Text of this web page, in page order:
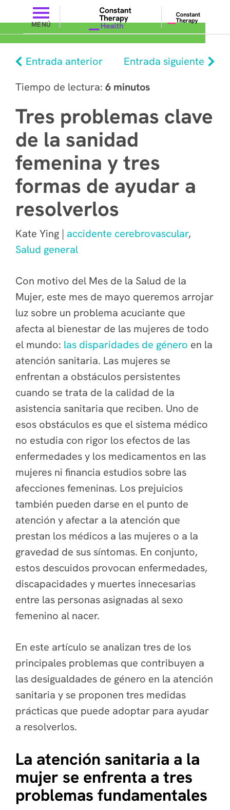
MENÚ
Entrada anterior
Entrada siguiente
Tiempo de lectura: 6 minutos
Tres problemas clave
de la sanidad
femenina y tres
formas de ayudar a
resolverlos
Kate Ying | accidente cerebrovascular,
Salud general
Con motivo del Mes de la Salud de la
Mujer, este mes de mayo queremos arrojar
luz sobre un problema acuciante que
afecta al bienestar de las mujeres de todo
el mundo: las disparidades de género en la
atención sanitaria. Las mujeres se
enfrentan a obstáculos persistentes
cuando se trata de la calidad de la
asistencia sanitaria que reciben. Uno de
esos obstáculos es que el sistema médico
no estudia con rigor los efectos de las
enfermedades y los medicamentos en las
mujeres ni financia estudios sobre las
afecciones femeninas. Los prejuicios
también pueden darse en el punto de
atención y afectar a la atención que
prestan los médicos a las mujeres o a la
gravedad de sus síntomas. En conjunto,
estos descuidos provocan enfermedades,
discapacidades y muertes innecesarias
entre las personas asignadas al sexo
femenino al nacer.
En este artículo se analizan tres de los
principales problemas que contribuyen a
las desigualdades de género en la atención
sanitaria y se proponen tres medidas
prácticas que puede adoptar para ayudar
a resolverlos.
La atención sanitaria a la
mujer se enfrenta a tres
problemas fundamentales